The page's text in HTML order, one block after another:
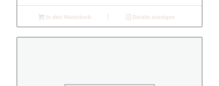
In den Warenkorb Details anzeigen